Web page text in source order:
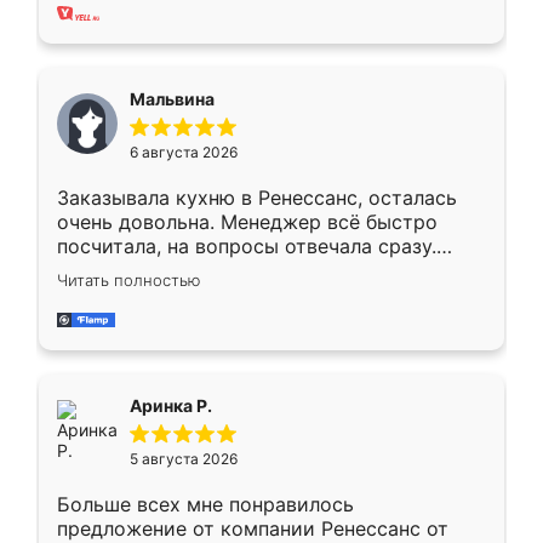
хорошее сборка достаточно быстрая,
меньше, здесь же он более разнообразный.
Мне нравится ,если что-то потребуется из
мебели буду заказывать только здесь.
Мальвина
6 августа 2026
Заказывала кухню в Ренессанс, осталась
очень довольна. Менеджер всё быстро
посчитала, на вопросы отвечала сразу.
Замерщик приехал в субботу, подошёл к
делу со всей ответственностью. Собрали
за день, ребята работали аккуратно, даже
Читать полностью
Аринка Р.
5 августа 2026
Больше всех мне понравилось
предложение от компании Ренессанс от